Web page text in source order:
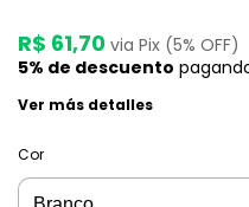
R$ 61,70 via Pix (5% OFF)
5% de descuento
Ver más detalles
Cor